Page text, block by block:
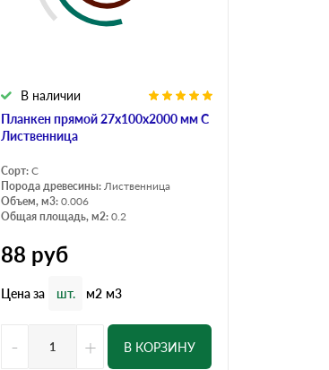
Планкен прямой 27х100х2000 мм С
Лиственница
В наличии
Сорт: С
Порода древесины: Лиственница
Объем, м3: 0.006
Общая площадь, м2: 0.2
88 руб
Цена за шт. м2 м3
- + В КОРЗИНУ